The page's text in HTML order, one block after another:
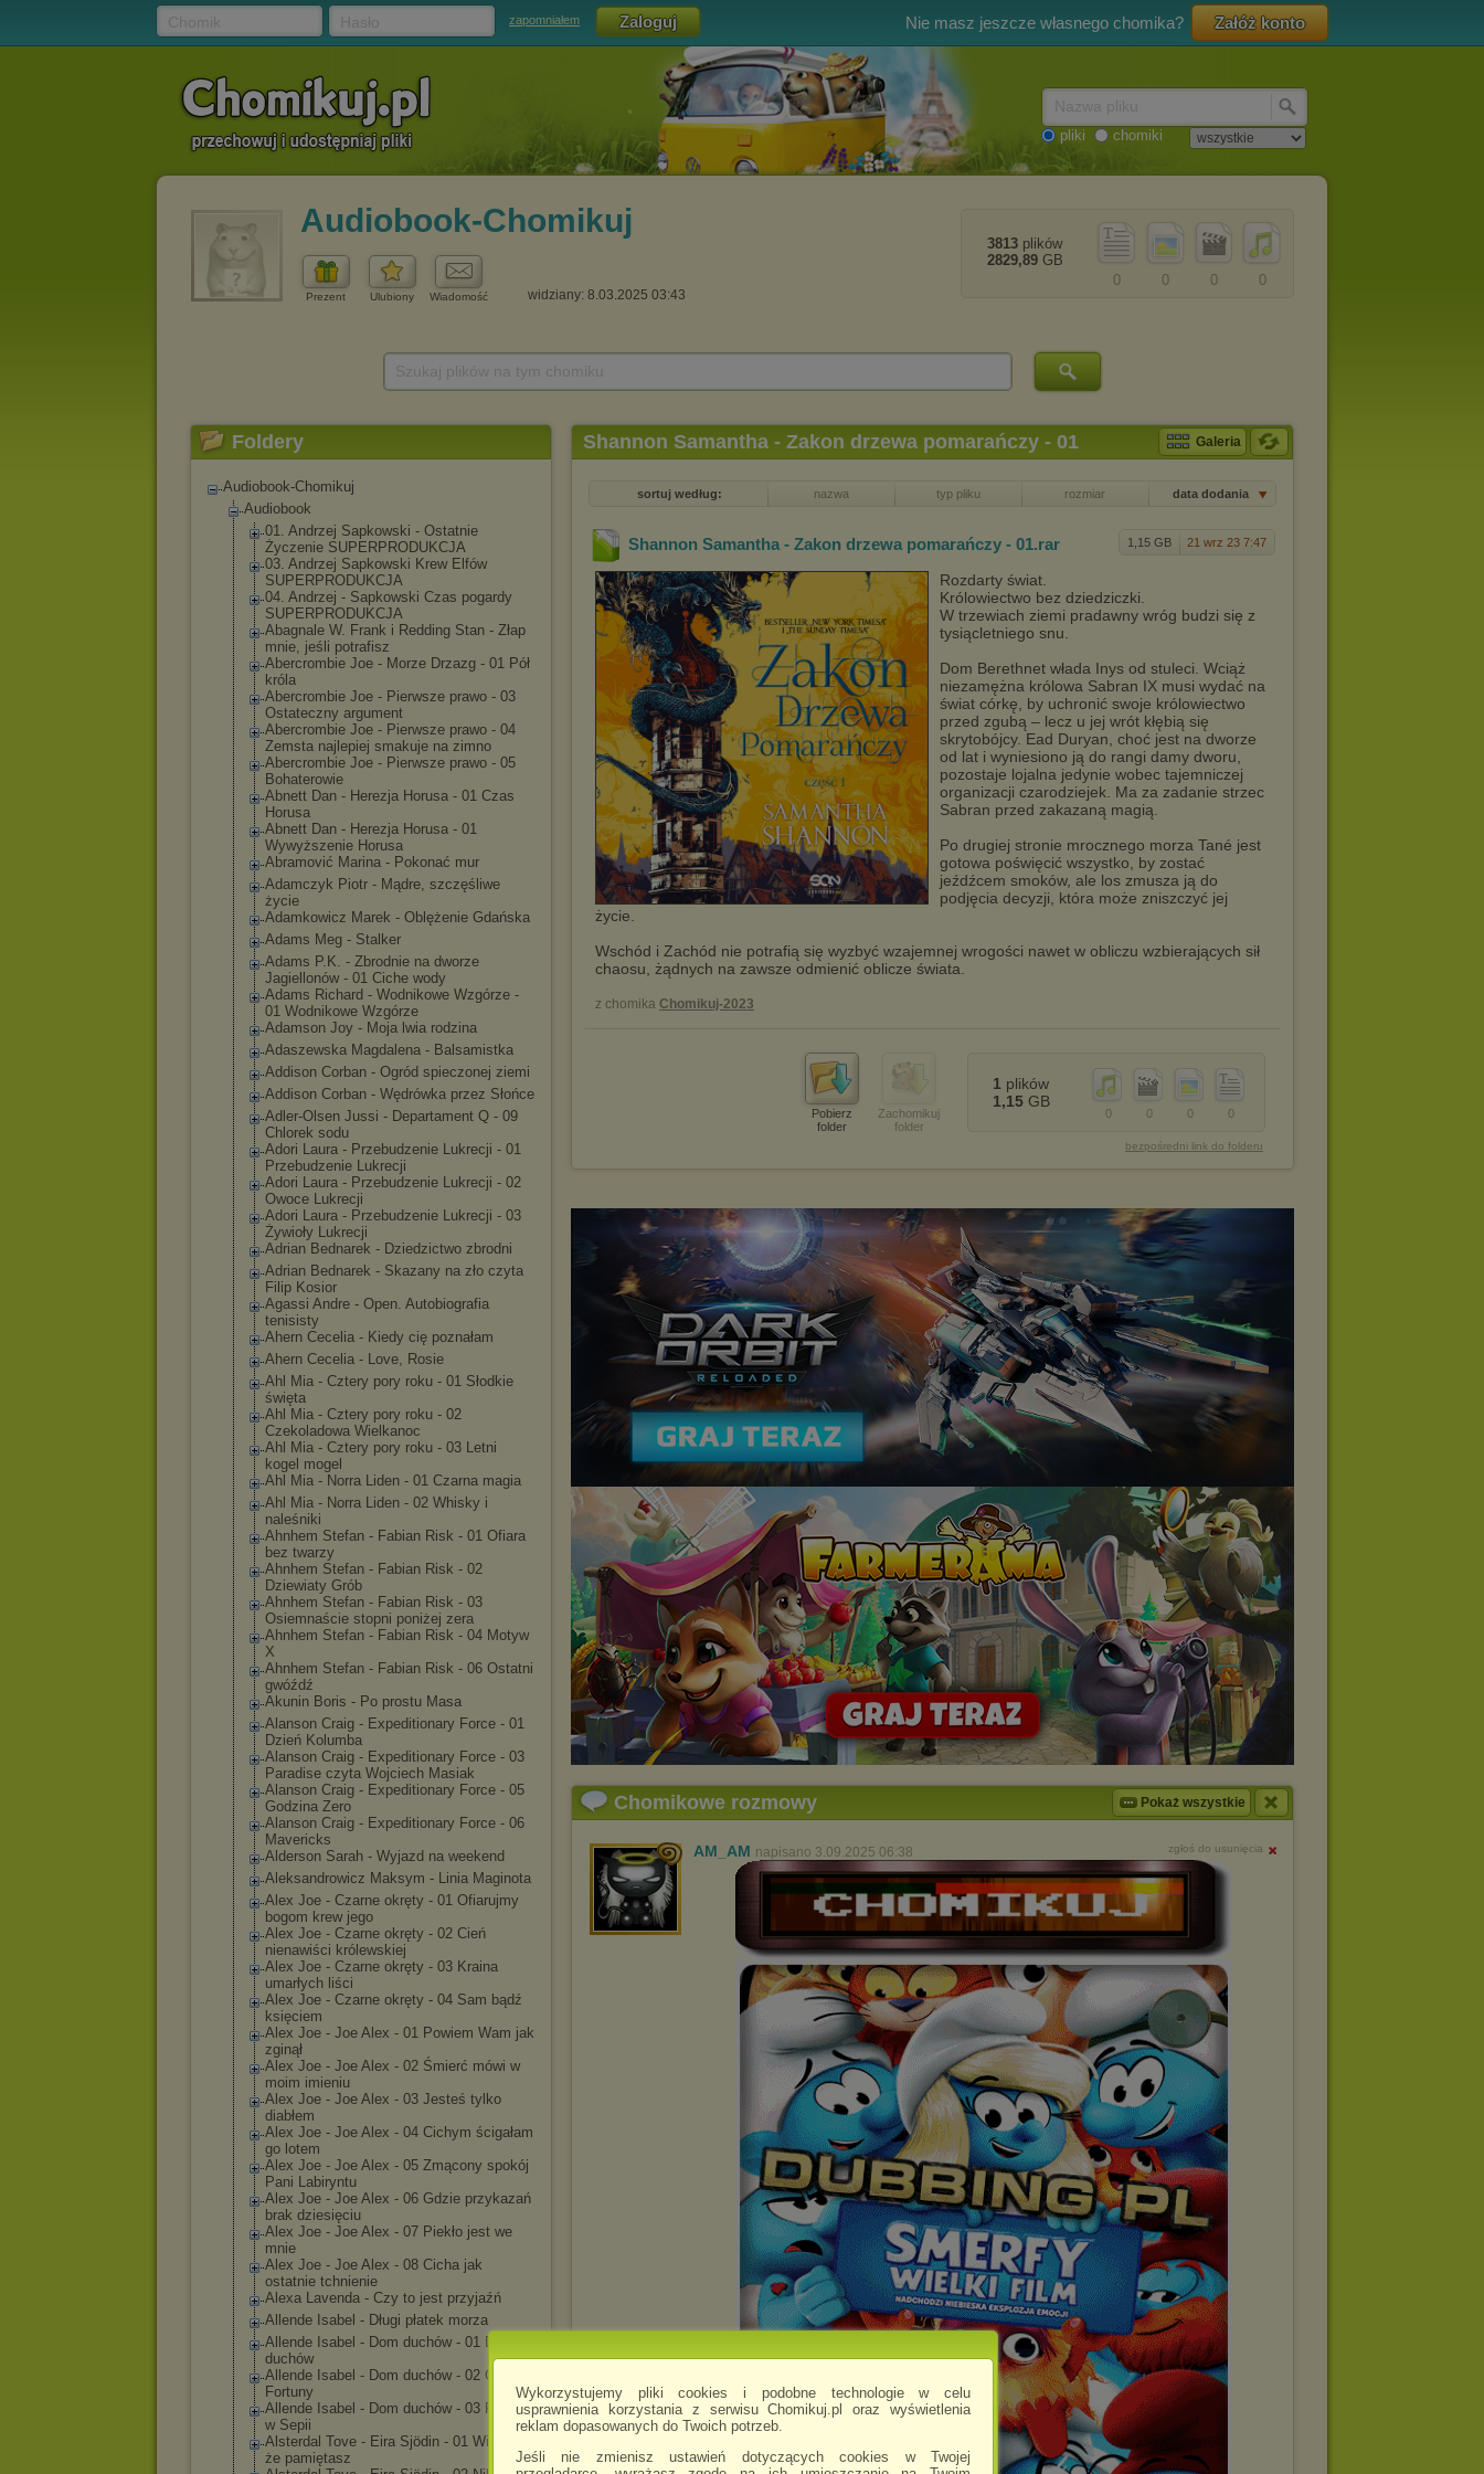
Wykorzystujemy pliki cookies i podobne technologie w celu
usprawnienia korzystania z serwisu Chomikuj.pl oraz wyświetlenia
reklam dopasowanych do Twoich potrzeb.
Jeśli nie zmienisz ustawień dotyczących cookies w Twojej
zapomniałem Nie masz jeszcze własnego chomika? Załóż konto
pliki chomiki
Audiobook-Chomikuj
Prezent Ulubiony Wiadomość widziany: 8.03.2025 03:43
0
0
0
0
3813 plików
2829,89 GB
Foldery
Audiobook-Chomikuj
Audiobook
01. Andrzej Sapkowski - Ostatnie
Życzenie SUPERPRODUKCJA
03. Andrzej Sapkowski Krew Elfów
SUPERPRODUKCJA
04. Andrzej - Sapkowski Czas pogardy
SUPERPRODUKCJA
Abagnale W. Frank i Redding Stan - Złap
mnie, jeśli potrafisz
Abercrombie Joe - Morze Drzazg - 01 Pół
króla
Abercrombie Joe - Pierwsze prawo - 03
Ostateczny argument
Abercrombie Joe - Pierwsze prawo - 04
Zemsta najlepiej smakuje na zimno
Abercrombie Joe - Pierwsze prawo - 05
Bohaterowie
Abnett Dan - Herezja Horusa - 01 Czas
Horusa
Abnett Dan - Herezja Horusa - 01
Wywyższenie Horusa
Abramović Marina - Pokonać mur
Adamczyk Piotr - Mądre, szczęśliwe
życie
Adamkowicz Marek - Oblężenie Gdańska
Adams Meg - Stalker
Adams P.K. - Zbrodnie na dworze
Jagiellonów - 01 Ciche wody
Adams Richard - Wodnikowe Wzgórze -
01 Wodnikowe Wzgórze
Adamson Joy - Moja lwia rodzina
Adaszewska Magdalena - Balsamistka
Addison Corban - Ogród spieczonej ziemi
Addison Corban - Wędrówka przez Słońce
Adler-Olsen Jussi - Departament Q - 09
Chlorek sodu
Adori Laura - Przebudzenie Lukrecji - 01
Przebudzenie Lukrecji
Adori Laura - Przebudzenie Lukrecji - 02
Owoce Lukrecji
Adori Laura - Przebudzenie Lukrecji - 03
Żywioły Lukrecji
Adrian Bednarek - Dziedzictwo zbrodni
Adrian Bednarek - Skazany na zło czyta
Filip Kosior
Agassi Andre - Open. Autobiografia
tenisisty
Ahern Cecelia - Kiedy cię poznałam
Ahern Cecelia - Love, Rosie
Ahl Mia - Cztery pory roku - 01 Słodkie
święta
Ahl Mia - Cztery pory roku - 02
Czekoladowa Wielkanoc
Ahl Mia - Cztery pory roku - 03 Letni
kogel mogel
Ahl Mia - Norra Liden - 01 Czarna magia
Ahl Mia - Norra Liden - 02 Whisky i
naleśniki
Ahnhem Stefan - Fabian Risk - 01 Ofiara
bez twarzy
Ahnhem Stefan - Fabian Risk - 02
Dziewiaty Grób
Ahnhem Stefan - Fabian Risk - 03
Osiemnaście stopni poniżej zera
Ahnhem Stefan - Fabian Risk - 04 Motyw
X
Ahnhem Stefan - Fabian Risk - 06 Ostatni
gwóźdź
Akunin Boris - Po prostu Masa
Alanson Craig - Expeditionary Force - 01
Dzień Kolumba
Alanson Craig - Expeditionary Force - 03
Paradise czyta Wojciech Masiak
Alanson Craig - Expeditionary Force - 05
Godzina Zero
Alanson Craig - Expeditionary Force - 06
Mavericks
Alderson Sarah - Wyjazd na weekend
Aleksandrowicz Maksym - Linia Maginota
Alex Joe - Czarne okręty - 01 Ofiarujmy
bogom krew jego
Alex Joe - Czarne okręty - 02 Cień
nienawiści królewskiej
Alex Joe - Czarne okręty - 03 Kraina
umarłych liści
Alex Joe - Czarne okręty - 04 Sam bądź
księciem
Alex Joe - Joe Alex - 01 Powiem Wam jak
zginął
Alex Joe - Joe Alex - 02 Śmierć mówi w
moim imieniu
Alex Joe - Joe Alex - 03 Jesteś tylko
diabłem
Alex Joe - Joe Alex - 04 Cichym ścigałam
go lotem
Alex Joe - Joe Alex - 05 Zmącony spokój
Pani Labiryntu
Alex Joe - Joe Alex - 06 Gdzie przykazań
brak dziesięciu
Alex Joe - Joe Alex - 07 Piekło jest we
mnie
Alex Joe - Joe Alex - 08 Cicha jak
ostatnie tchnienie
Alexa Lavenda - Czy to jest przyjaźń
Allende Isabel - Długi płatek morza
Allende Isabel - Dom duchów - 01 Dom
duchów
Allende Isabel - Dom duchów - 02 Córka
Fortuny
Allende Isabel - Dom duchów - 03 Portret
w Sepii
Alsterdal Tove - Eira Sjödin - 01 Wiemy,
że pamiętasz
Shannon Samantha - Zakon drzewa pomarańczy - 01 Galeria
sortuj według: nazwa typ pliku rozmiar data dodania
1,15 GB 21 wrz 23 7:47
Shannon Samantha - Zakon drzewa pomarańczy - 01.rar
Rozdarty świat.
Królowiectwo bez dziedziczki.
W trzewiach ziemi pradawny wróg budzi się z
tysiącletniego snu.
Dom Berethnet włada Inys od stuleci. Wciąż
niezamężna królowa Sabran IX musi wydać na
świat córkę, by uchronić swoje królowiectwo
przed zgubą – lecz u jej wrót kłębią się
skrytobójcy. Ead Duryan, choć jest na dworze
od lat i wyniesiono ją do rangi damy dworu,
pozostaje lojalna jedynie wobec tajemniczej
organizacji czarodziejek. Ma za zadanie strzec
Sabran przed zakazaną magią.
Po drugiej stronie mrocznego morza Tané jest
gotowa poświęcić wszystko, by zostać
jeźdźcem smoków, ale los zmusza ją do
podjęcia decyzji, która może zniszczyć jej
życie.
Wschód i Zachód nie potrafią się wyzbyć wzajemnej wrogości nawet w obliczu wzbierających sił
chaosu, żądnych na zawsze odmienić oblicze świata.
z chomika Chomikuj-2023
Pobierz
folder
Zachomikuj
folder
0
0
0
0
1 plików
1,15 GB
bezpośredni link do folderu
Chomikowe rozmowy Pokaż wszystkie
AM_AM napisano 3.09.2025 06:38 zgłoś do usunięcia